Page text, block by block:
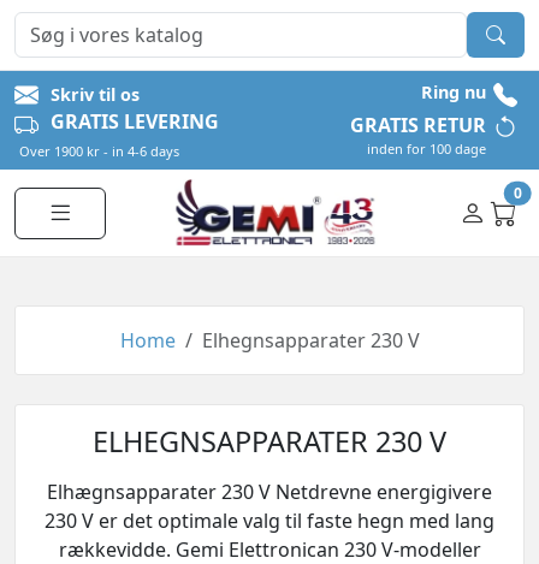
Skriv til os Ring nu
GRATIS LEVERING
Over 1900 kr - in 4-6 days
GRATIS RETUR
inden for 100 dage
0
Home Elhegnsapparater 230 V
ELHEGNSAPPARATER 230 V
Elhægnsapparater 230 V Netdrevne energigivere
230 V er det optimale valg til faste hegn med lang
rækkevidde. Gemi Elettronican 230 V-modeller